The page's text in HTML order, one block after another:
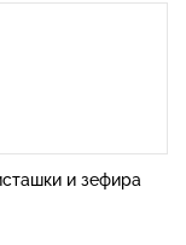
и зефира